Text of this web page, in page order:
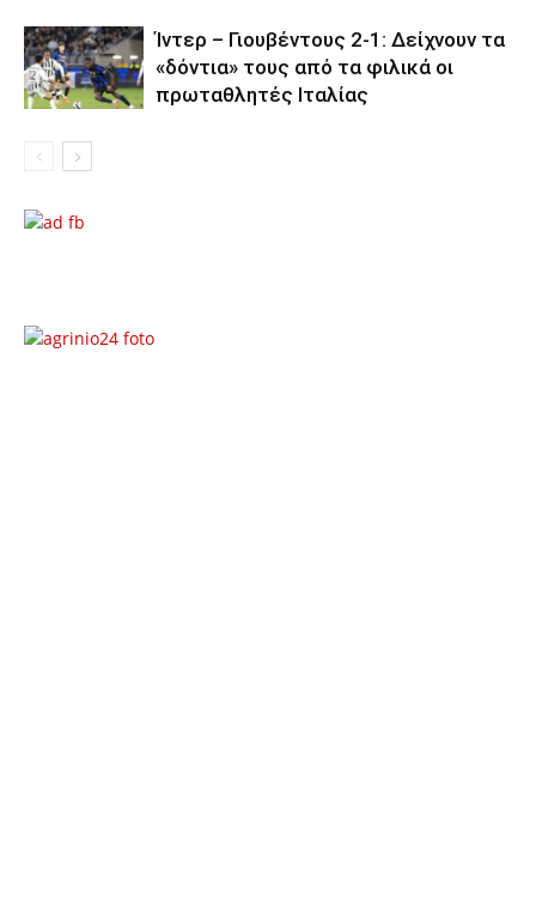
Ίντερ – Γιουβέντους 2-1: Δείχνουν τα
«δόντια» τους από τα φιλικά οι
πρωταθλητές Ιταλίας